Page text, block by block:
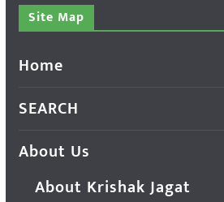
Site Map
Home
SEARCH
About Us
About Krishak Jagat